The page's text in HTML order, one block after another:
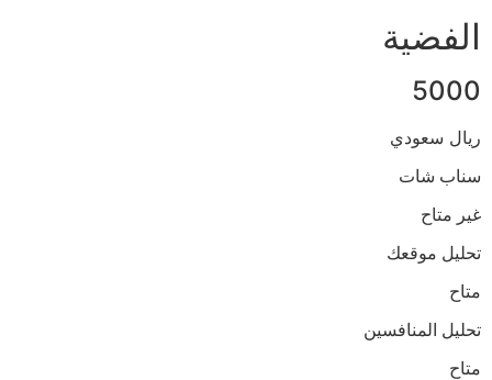
الفضية
5000
ريال سعودي
سناب شات
غير متاح
تحليل موقعك
متاح
تحليل المنافسين
متاح